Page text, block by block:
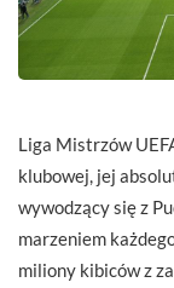
Liga Mistrzów
klubowej, jej
wywodzący się z
marzeniem
miliony kibiców z